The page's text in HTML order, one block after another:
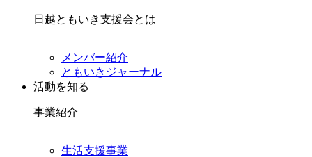
日越ともいき支援会とは
メンバー紹介
ともいきジャーナル
活動を知る
事業紹介
生活支援事業